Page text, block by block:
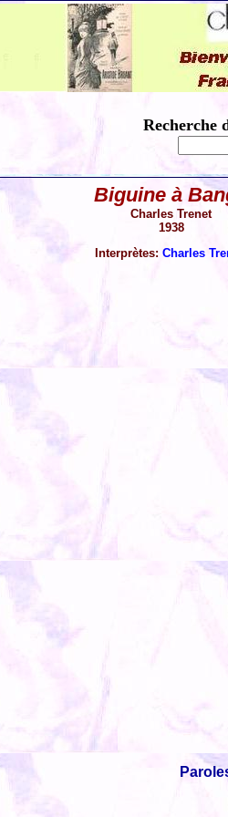
Recherche
Biguine à
Charles Trenet
1938
Interprètes: Charles